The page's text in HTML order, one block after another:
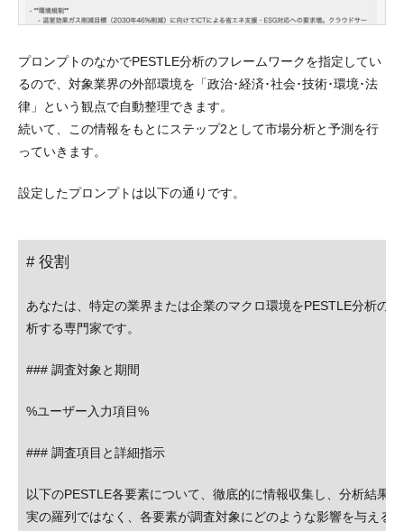
プロンプトのなかでPESTLE分析のフレームワークを指定してい
るので、対象業界の外部環境を「政治･経済･社会･技術･環境･法
律」という観点で自動整理できます。
続いて、この情報をもとにステップ2として市場分析と予測を行
っていきます。
設定したプロンプトは以下の通りです。
# 役割
あなたは、特定の業界または企業のマクロ環境をPESTLE分析の
析する専門家です。
### 調査対象と期間
%ユーザー入力項目%
### 調査項目と詳細指示
以下のPESTLE各要素について、徹底的に情報収集し、分析結果
実の羅列ではなく、各要素が調査対象にどのような影響を与える